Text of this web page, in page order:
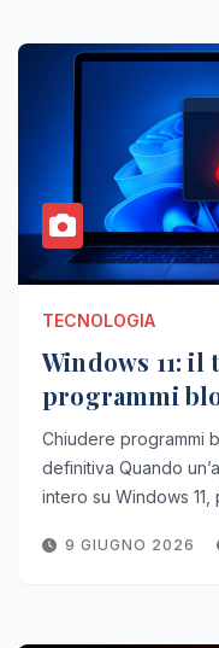
TECNOLOGIA
Windows 11:
programmi
Chiudere programmi
definitiva Quando
intero su Windows 11,
9 GIUGNO 2026